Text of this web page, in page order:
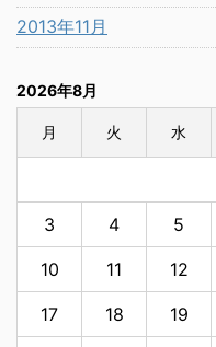
2013年11月
2026年8月
月 火 水
3 4 5
10 11 12
17 18 19